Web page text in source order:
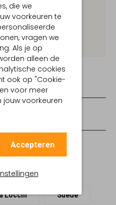
die we
voorkeuren te
vragen we
Als je op
alleen de
cookies
ook op "Cookie-
voor meer
voorkeuren
Accepteren
€ 100,-
dagen
Locchi Suède